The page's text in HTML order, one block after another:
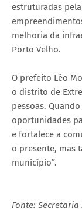
estruturadas
melhoria da
Porto Velho.
O prefeito Léo
o distrito de
pessoas.
oportunidades
e fortalece a
o presente, mas
município”.
Fonte: